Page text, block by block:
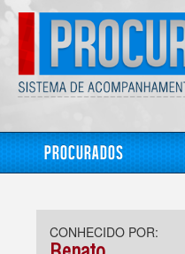
Procurados
CONHECIDO POR: